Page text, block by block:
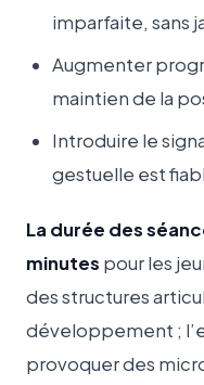
imparfaite, sans
Augmenter
maintien de la
Introduire le
gestuelle est
La durée des
minutes pour les
des structures
développement ;
provoquer des